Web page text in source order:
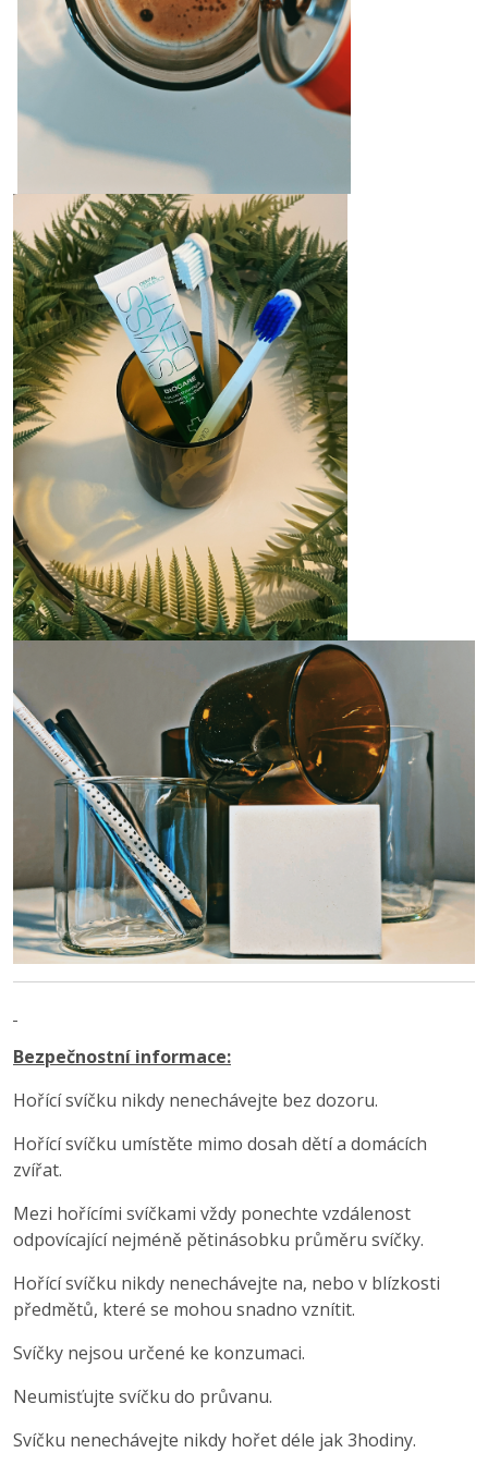
Bezpečnostní informace:
Hořící svíčku nikdy nenechávejte bez dozoru.
Hořící svíčku umístěte mimo dosah dětí a domácích
zvířat.
Mezi hořícími svíčkami vždy ponechte vzdálenost
odpovícající nejméně pětinásobku průměru svíčky.
Hořící svíčku nikdy nenechávejte na, nebo v blízkosti
předmětů, které se mohou snadno vznítit.
Svíčky nejsou určené ke konzumaci.
Neumisťujte svíčku do průvanu.
Svíčku nenechávejte nikdy hořet déle jak 3hodiny.